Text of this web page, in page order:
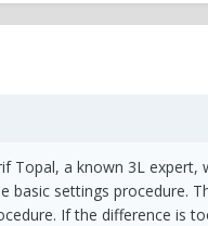
Topal, a known 3L
basic settings procedure.
If the difference is